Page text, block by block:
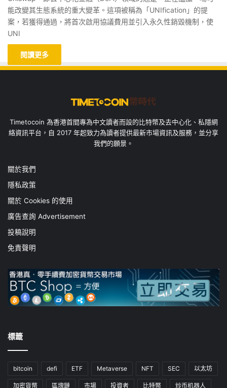
能改變其生態系統的重大變革。這項被稱為「UNIfication」的提
案，若獲得通過，將首次啟用協議費用並引入永久性銷毀機制，使
UNI
閱讀更多
Timetocoin 為香港首間專為中文讀者而設的比特幣及去中心化、私隱網
絡資訊平台，自 2017 年起致力為讀者提供最新市場資訊及服務，並分享
我們的願景。
關於我們
隱私政策
關於 Cookies 的使用
廣告查詢 Advertisement
投稿說明
免責聲明
標籤
bitcoin defi ETF Metaverse NFT SEC 以太坊
加密貨幣 區塊鏈 市場 投資者 比特幣 炒币机器人